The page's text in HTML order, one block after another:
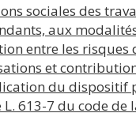
sociales des
aux
entre les risques
et
du dispositif
613-7 du code de